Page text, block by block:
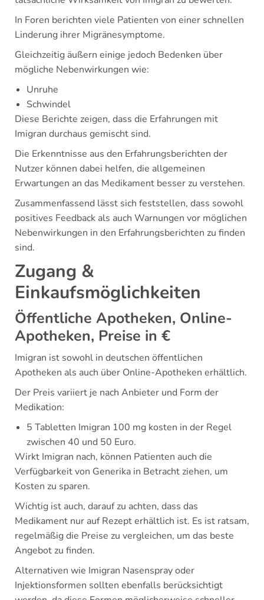
In Foren berichten viele Patienten von einer schnellen
Linderung ihrer Migränesymptome.
Gleichzeitig äußern einige jedoch Bedenken über
mögliche Nebenwirkungen wie:
Unruhe
Schwindel
Diese Berichte zeigen, dass die Erfahrungen mit
Imigran durchaus gemischt sind.
Die Erkenntnisse aus den Erfahrungsberichten der
Nutzer können dabei helfen, die allgemeinen
Erwartungen an das Medikament besser zu verstehen.
Zusammenfassend lässt sich feststellen, dass sowohl
positives Feedback als auch Warnungen vor möglichen
Nebenwirkungen in den Erfahrungsberichten zu finden
sind.
Zugang &
Einkaufsmöglichkeiten
Öffentliche Apotheken, Online-
Apotheken, Preise in €
Imigran ist sowohl in deutschen öffentlichen
Apotheken als auch über Online-Apotheken erhältlich.
Der Preis variiert je nach Anbieter und Form der
Medikation:
5 Tabletten Imigran 100 mg kosten in der Regel
zwischen 40 und 50 Euro.
Wirkt Imigran nach, können Patienten auch die
Verfügbarkeit von Generika in Betracht ziehen, um
Kosten zu sparen.
Wichtig ist auch, darauf zu achten, dass das
Medikament nur auf Rezept erhältlich ist. Es ist ratsam,
regelmäßig die Preise zu vergleichen, um das beste
Angebot zu finden.
Alternativen wie Imigran Nasenspray oder
Injektionsformen sollten ebenfalls berücksichtigt